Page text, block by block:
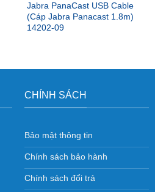
Jabra PanaCast USB Cable
(Cáp Jabra Panacast 1.8m)
14202-09
CHÍNH SÁCH
Bảo mật thông tin
Chính sách bảo hành
Chính sách đổi trả